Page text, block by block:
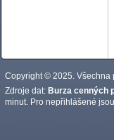
Copyright © 2025. Všechna
Zdroje dat: Burza cenných
minut. Pro nepřihlášené